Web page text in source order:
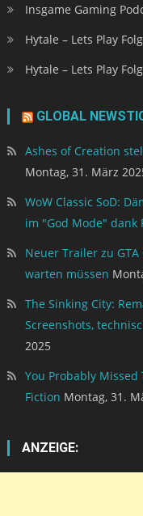
Insgame Gaming
Hytale – Lets Play
Hytale – Lets Play
GLOBAL
Ashes of Creation
Montag, 31. März
WoW Classic SoD:
im "God Mode" dank
Neuer Trailer zu
warten müssen
The Sinking City:
Screenshots,
2025
You Probably Missed
Fiction Montag, 31.
ANZEIGE: